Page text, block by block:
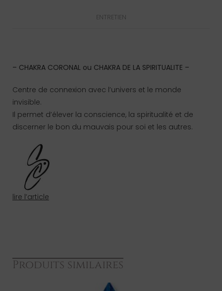
ENTRETIEN
– CHAKRA CORONAL ou CHAKRA DE LA SPIRITUALITE –
Centre de connexion avec l’univers et le monde
invisible.
Il permet d’élever la conscience, la spiritualité et de
discerner le bon du mauvais pour soi et les autres.
lire l’article
Produits similaires